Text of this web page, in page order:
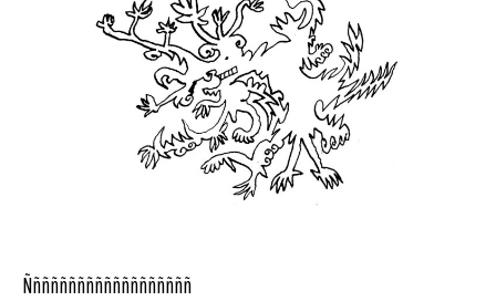
Ñññññññññññññññññññ